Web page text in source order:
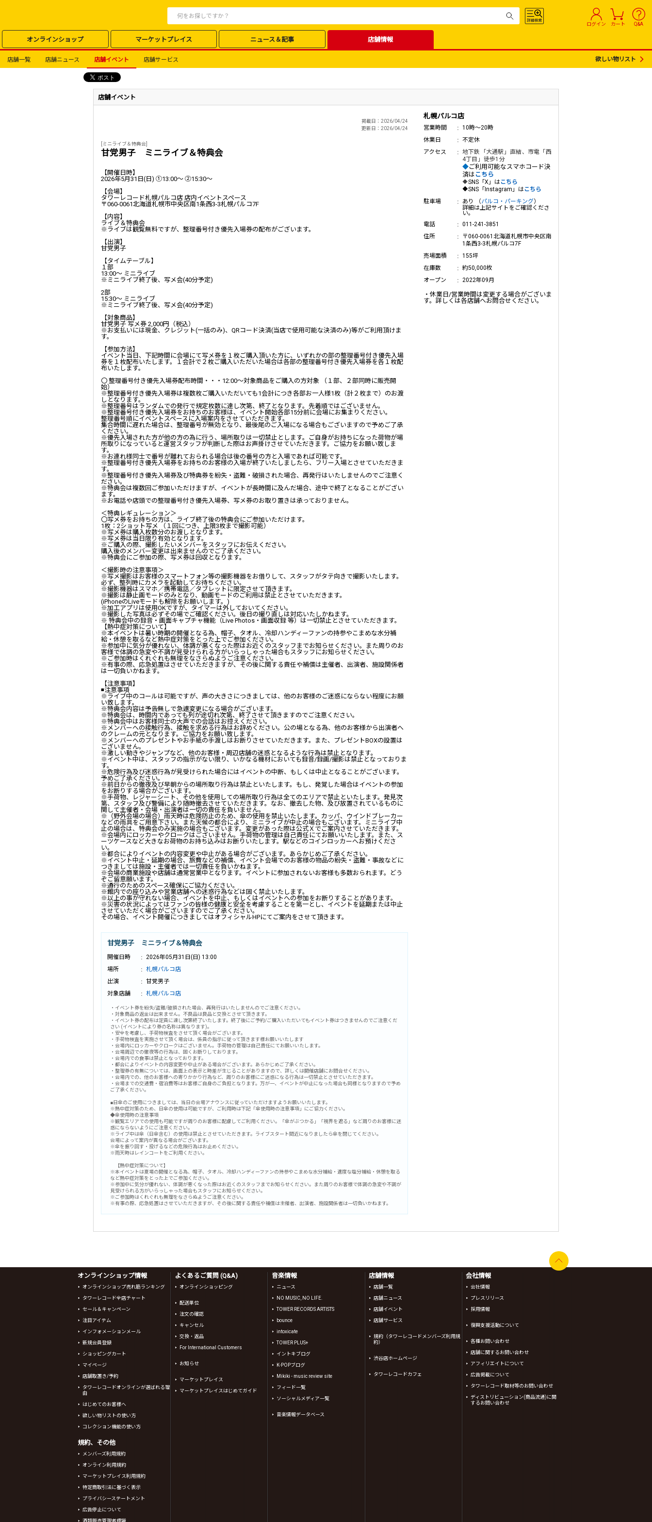
ログイン カート Q&A
オンラインショップ マーケットプレイス ニュース＆記事 店舗情報
店舗一覧 店舗ニュース 店舗イベント 店舗サービス 欲しい物リスト
店舗イベント
掲載日：2026/04/24
更新日：2026/04/24
[ミニライブ＆特典会]
甘党男子 ミニライブ＆特典会
【開催日時】
2026年5月 31 日 ( 日 ) ①13:00～ ②15:30～
【会場】
タワーレコード札幌パルコ店 店内イベントスペース
〒060-0061北海道札幌市中央区南1条西3-3札幌パルコ7F
【内容】
ライブ＆特典会
※ライブは観覧無料ですが、整理番号付き優先入場券の配布がございます。
【出演】
甘党男子
【タイムテーブル】
１部
13:00～ ミニライブ
※ミニライブ終了後、写メ会(40分予定)
2部
15:30～ ミニライブ
※ミニライブ終了後、写メ会(40分予定)
【対象商品】
甘党男子 写メ券 2,000円（税込）
※お支払いには現金、クレジット(一括のみ)、 QRコード決済(当店で使用可能な決済のみ)等がご利用頂けま
す。
【参加方法】
イベント当日、下記時間に会場にて写メ券を１枚ご購入頂いた方に、いずれかの部の整理番号付き優先入場
券を１枚配布いたします。１会計で２枚ご購入いただいた場合は各部の整理番号付き優先入場券を各１枚配
布いたします。
〇 整理番号付き優先入場券配布時間・・・ 12:00～対象商品をご購入の方対象 （１部、２部同時に販売開
始）
※整理番号付き優先入場券は複数枚ご購入いただいても 1会計につき各部お一人様1枚（計２枚まで）のお渡
しとなります。
※整理番号はランダムでの発行で規定枚数に達し次第、終了となります。先着順ではございません。
※整理番号付き優先入場券をお持ちのお客様は、イベント開始各部15分前に会場にお集まりください。
整理番号順にイベントスペースに入場案内をさせていただきます。
集合時間に遅れた場合は、整理番号が無効となり、最後尾のご入場になる場合もございますので予めご了承
ください。
※優先入場された方が他の方の為に行う、場所取りは一切禁止とします。ご自身がお持ちになった荷物が場
所取りになっていると運営スタッフが判断した際はお声掛けさせていただきます。ご協力をお願い致しま
す。
※お連れ様同士で番号が離れておられる場合は後の番号の方と入場であれば可能です。
※整理番号付き優先入場券をお持ちのお客様の入場が終了いたしましたら、フリー入場とさせていただきま
す。
※整理番号付き優先入場券及び特典券を紛失・盗難・破損された場合、再発行はいたしませんのでご注意く
ださい。
※特典会は複数回ご参加いただけますが、イベントが長時間に及んだ場合、途中で終了となることがござい
ます。
※お電話や店頭での整理番号付き優先入場券、写メ券のお取り置きは承っておりません。
＜特典レギュレーション＞
〇写メ券をお持ちの方は、ライブ終了後の特典会にご参加いただけます。
1枚： 2ショット写メ （１回につき、上限3枚まで撮影可能）
※写メ券は購入枚数分のお渡しとなります。
※写メ券は当日限り有効となります。
※ご購入の際、撮影したいメンバーをスタッフにお伝えください。
購入後のメンバー変更は出来ませんのでご了承ください。
※特典会にご参加の際、写メ券は回収となります。
＜撮影時の注意事項＞
※写メ撮影はお客様のスマートフォン等の撮影機器をお借りして、スタッフがタテ向きで撮影いたします。
必ず、整列時にカメラを起動してお待ちください。
※撮影機器はスマホ／携帯電話／タブレットに限定させて頂きます。
※撮影は静止画モードのみとなり、動画モードのご利用は禁止とさせていただきます。
(iPhoneのLiveモードも解除をお願いします。 )
※加工アプリは使用OKですが、タイマーは外しておいてください。
※撮影した写真は必ずその場でご確認ください。後日の撮り直しは対応いたしかねます。
※ 特典会中の録音・画面キャプチャ機能（Live Photos ・画面収録 等）は一切禁止とさせていただきます。
【熱中症対策について】
※本イベントは暑い時期の開催となる為、帽子、タオル、冷却ハンディーファンの持参やこまめな水分補
給・休憩を取るなど熱中症対策をとった上でご参加ください。
※参加中に気分が優れない、体調が悪くなった際はお近くのスタッフまでお知らせください。また周りのお
客様で体調の急変や不調が見受けられる方がいらっしゃった場合もスタッフにお知らせください。
※ご参加時はくれぐれも無理をなさらぬようご注意ください。
※有事の際、応急処置はさせていただきますが、その後に関する責任や補償は主催者、出演者、施設関係者
は一切負いかねます。
【注意事項】
◾️注意事項
※ライブ中のコールは可能ですが、声の大きさにつきましては、他のお客様のご迷惑にならない程度にお願
い致します。
※特典会内容は予告無しで急遽変更になる場合がございます。
※特典会は、時間内であっても列が途切れ次第、終了させて頂きますのでご注意ください。
※特典会中はお客様同士の大声での会話はお控えください。
※メンバーへの接触行為、接触を求める行為はお辞めください。公の場となる為、他のお客様から出演者へ
のクレームの元となります。ご協力をお願い致します。
※メンバーへのプレゼントやお手紙の手渡しはお断りさせていただきます。また、プレゼントBOXの設置は
ございません。
※激しい動きやジャンプなど、他のお客様・周辺店舗の迷惑となるような行為は禁止となります。
※イベント中は、スタッフの指示がない限り、いかなる機材においても録音/録画/撮影は禁止となっておりま
す。
※危険行為及び迷惑行為が見受けられた場合にはイベントの中断、もしくは中止となることがございます。
予めご了承ください。
※前日からの徹夜及び早朝からの場所取り行為は禁止といたします。もし、発覚した場合はイベントの参加
をお断りする場合がございます。
※手荷物、レジャーシート、その他を使用しての場所取り行為は全てのエリアで禁止といたします。発見次
第、スタッフ及び警備により随時撤去させていただきます。なお、撤去した物、及び放置されているものに
関して主催者・会場・出演者は一切の責任を負いません。
※（野外会場の場合）雨天時は危険防止のため、傘の使用を禁止いたします。カッパ、ウインドブレーカー
などの雨具をご用意下さい。また天候の都合により、ミニライブが中止の場合もございます。ミニライブ中
止の場合は、特典会のみ実施の場合もございます。変更があった際は公式Ｘでご案内させていただきます。
※会場内にロッカーやクロークはございません。手荷物の管理は自己責任にてお願いいたします。また、ス
ーツケースなど大きなお荷物のお持ち込みはお断りいたします。駅などのコインロッカーへお預けくださ
い。
※都合によりイベントの内容変更や中止がある場合がございます。あらかじめご了承ください。
※イベント中止・延期の場合、旅費などの補償、イベント会場でのお客様の物品の紛失・盗難・事故などに
つきましては施設・主催者では一切責任を負いかねます。
※会場の商業施設や店舗は通常営業中となります。イベントに参加されないお客様も多数おられます。どう
ぞご留意願います。
※通行のためのスペース確保にご協力ください。
※館内での座り込みや営業店舗への迷惑行為などは固く禁止いたします。
※以上の事が守れない場合、イベントを中止、もしくはイベントへの参加をお断りすることがあります。
※災害の状況によってはファンの皆様の健康と安全を考慮することを第一とし、イベントを延期または中止
させていただく場合がございますのでご了承ください。
その場合、イベント開催につきましてはオフィシャルHPにてご案内をさせて頂きます。
甘党男子 ミニライブ＆特典会
開催日時
2026年05月31日(日) 13:00
場所
札幌パルコ店
出演
甘党男子
対象店舗
札幌パルコ店
・イベント券を紛失/盗難/破損された場合、再発行はいたしませんのでご注意ください。
・対象商品の返金は出来ません。不良品は良品と交換とさせて頂きます。
・イベント券の配布は定員に達し次第終了いたします。終了後にご予約/ご購入いただいてもイベント券はつきませんのでご注意くだ
さい (イベントにより券の名称は異なります)。
・安全を考慮し、手荷物検査をさせて頂く場合がございます。
・手荷物検査を実施させて頂く場合は、係員の指示に従って頂きます様お願いいたします
・会場内にロッカーやクロークはございません。手荷物の管理は自己責任にてお願いいたします。
・会場周辺での徹夜等の行為は、固くお断りしております。
・会場内での食事は禁止となっております。
・都合によりイベントの内容変更や中止がある場合がございます。あらかじめご了承ください。
・整理券の有無については、画面上の表示と時差が生じることがありますので、詳しくは開催店舗にお問合せください。
・会場内での、他のお客様への寄りかかり行為など、周りのお客様にご迷惑になる行為は一切禁止とさせていただきます。
・会場までの交通費・宿泊費等はお客様ご自身のご負担となります。万が一、イベントが中止になった場合も同様となりますので予め
ご了承ください。
■日傘のご使用につきましては、当日の会場アナウンスに従っていただけますようお願いいたします。
※熱中症対策のため、日傘の使用は可能ですが、ご利用時は下記「傘使用時の注意事項」にご協力ください。
◆傘使用時の注意事項
※観覧エリアでの使用も可能ですが周りのお客様に配慮してご利用ください。「傘がぶつかる」「視界を遮る」など周りのお客様に迷
惑にならないようにご注意ください。
※ライブ中は傘（日傘含む）の使用は禁止とさせていただきます。ライブスタート間近になりましたら傘を閉じてください。
会場によって案内が異なる場合がございます。
※傘を振り回す・投げるなどの危険行為はお止めください。
※雨天時はレインコートをご利用ください。
【熱中症対策について】
※本イベントは夏場の開催となる為、帽子、タオル、冷却ハンディーファンの持参やこまめな水分補給・適度な塩分補給・休憩を取る
など熱中症対策をとった上でご参加ください。
※参加中に気分が優れない、体調が悪くなった際はお近くのスタッフまでお知らせください。また周りのお客様で体調の急変や不調が
見受けられる方がいらっしゃった場合もスタッフにお知らせください。
※ご参加時はくれぐれも無理をなさらぬようご注意ください。
※有事の際、応急処置はさせていただきますが、その後に関する責任や補償は主催者、出演者、施設関係者は一切負いかねます。
札幌パルコ店
営業時間
10時～20時
休業日
不定休
アクセス
地下鉄「大通駅」直結、市電「西
4丁目」徒歩1分
◆ご利用可能なスマホコード決
済は こちら
🔶SNS「X」はこちら
🔶SNS「Instagram」 はこちら
駐車場
あり （パルコ・パーキング）
詳細は上記サイトをご確認くださ
い。
電話
011-241-3851
住所
〒060-0061北海道札幌市中央区南
1条西3-3札幌パルコ7F
売場面積
155坪
在庫数
約50,000枚
オープン
2022年09月
・休業日/営業時間は変更する場合がございま
す。詳しくは各店舗へお問合せください。
オンラインショップ情報
オンラインショップ売れ筋ランキング
タワーレコード全店チャート
セール＆キャンペーン
注目アイテム
インフォメーションメール
新規会員登録
ショッピングカート
マイページ
店舗取置き/予約
タワーレコードオンラインが選ばれる理
由
はじめてのお客様へ
欲しい物リストの使い方
コレクション機能の使い方
規約、その他
メンバーズ利用規約
オンライン利用規約
マーケットプレイス利用規約
特定商取引法に基づく表示
プライバシーステートメント
広告停止について
酒類販売管理者標識
よくあるご質問 (Q&A)
オンラインショッピング
配送単位
注文の確認
キャンセル
交換・返品
For International Customers
お知らせ
マーケットプレイス
マーケットプレイスはじめてガイド
音楽情報
ニュース
NO MUSIC, NO LIFE.
TOWER RECORDS ARTISTS
bounce
intoxicate
TOWER PLUS+
イントキブログ
K-POPブログ
Mikiki - music review site
フィード一覧
ソーシャルメディア一覧
音楽情報データベース
店舗情報
店舗一覧
店舗ニュース
店舗イベント
店舗サービス
規約（タワーレコードメンバーズ利用規
約）
渋谷店ホームページ
タワーレコードカフェ
会社情報
会社情報
プレスリリース
採用情報
復興支援活動について
各種お問い合わせ
店舗に関するお問い合わせ
アフィリエイトについて
広告掲載について
タワーレコード取材等のお問い合わせ
ディストリビューション(商品流通)に関
するお問い合わせ